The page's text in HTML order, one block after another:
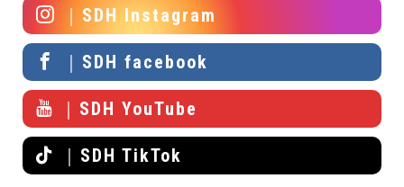
｜SDH Instagram
｜SDH facebook
｜SDH YouTube
｜SDH TikTok